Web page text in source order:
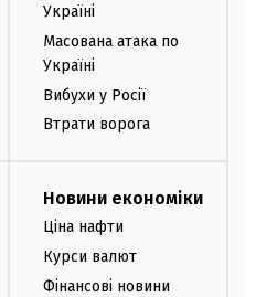
Україні
Масована атака по
Україні
Вибухи у Росії
Втрати ворога
Новини економіки
Ціна нафти
Курси валют
Фінансові новини